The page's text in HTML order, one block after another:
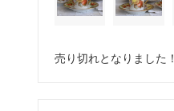
売り切れとなりました！